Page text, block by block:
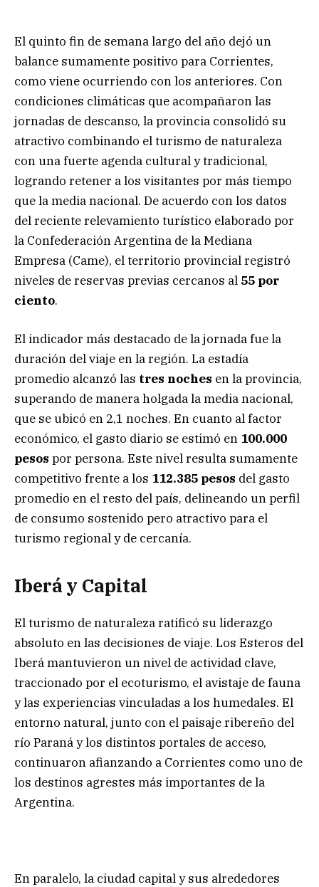
El quinto fin de semana largo del año dejó un
balance sumamente positivo para Corrientes,
como viene ocurriendo con los anteriores. Con
condiciones climáticas que acompañaron las
jornadas de descanso, la provincia consolidó su
atractivo combinando el turismo de naturaleza
con una fuerte agenda cultural y tradicional,
logrando retener a los visitantes por más tiempo
que la media nacional. De acuerdo con los datos
del reciente relevamiento turístico elaborado por
la Confederación Argentina de la Mediana
Empresa (Came), el territorio provincial registró
niveles de reservas previas cercanos al 55 por
ciento.
El indicador más destacado de la jornada fue la
duración del viaje en la región. La estadía
promedio alcanzó las tres noches en la provincia,
superando de manera holgada la media nacional,
que se ubicó en 2,1 noches. En cuanto al factor
económico, el gasto diario se estimó en 100.000
pesos por persona. Este nivel resulta sumamente
competitivo frente a los 112.385 pesos del gasto
promedio en el resto del país, delineando un perfil
de consumo sostenido pero atractivo para el
turismo regional y de cercanía.
Iberá y Capital
El turismo de naturaleza ratificó su liderazgo
absoluto en las decisiones de viaje. Los Esteros del
Iberá mantuvieron un nivel de actividad clave,
traccionado por el ecoturismo, el avistaje de fauna
y las experiencias vinculadas a los humedales. El
entorno natural, junto con el paisaje ribereño del
río Paraná y los distintos portales de acceso,
continuaron afianzando a Corrientes como uno de
los destinos agrestes más importantes de la
Argentina.
En paralelo, la ciudad capital y sus alrededores